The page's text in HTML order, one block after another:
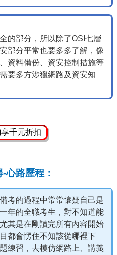
的部分，所以除了OSI七層
部分平常也要多多了解，像
資料備份、資安控制措施等
要多方涉獵網路及資安知
千元折扣
心路歷程：
考的過程中常常懷疑自己是
年的全職考生，對不知道能
其是在剛讀完所有內容開始
都會愣住不知該從哪裡下
練習，去模仿網路上、講義